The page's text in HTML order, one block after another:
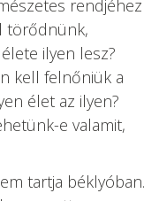
rendjéhez
törődnünk,
ilyen lesz?
kell felnőniük a
élet az ilyen?
e valamit,
tartja béklyóban.